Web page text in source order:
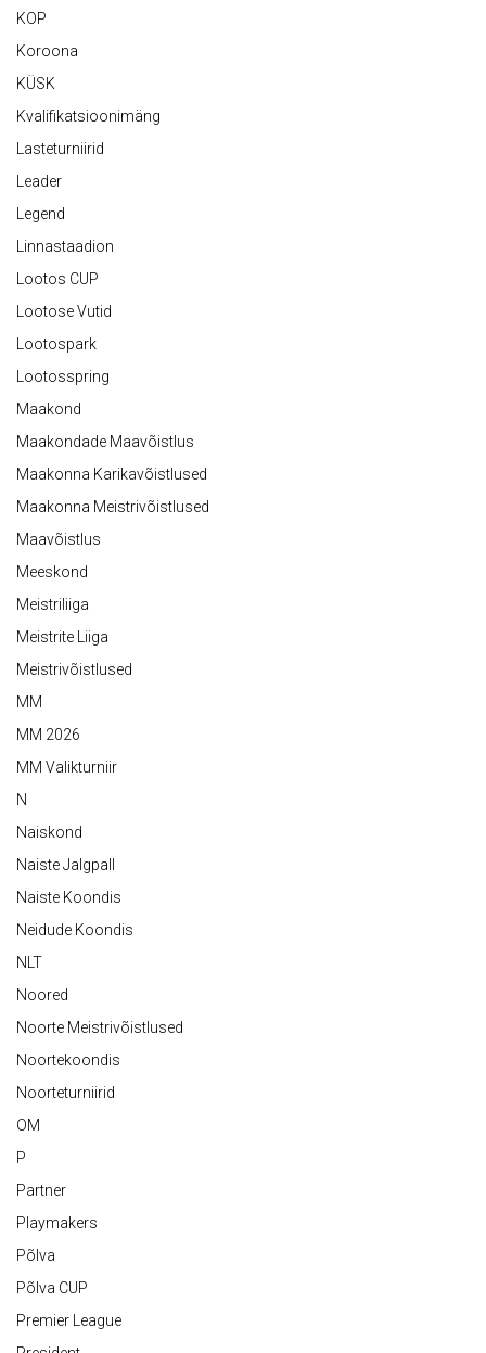
KOP
Koroona
KÜSK
Kvalifikatsioonimäng
Lasteturniirid
Leader
Legend
Linnastaadion
Lootos CUP
Lootose Vutid
Lootospark
Lootosspring
Maakond
Maakondade Maavõistlus
Maakonna Karikavõistlused
Maakonna Meistrivõistlused
Maavõistlus
Meeskond
Meistriliiga
Meistrite Liiga
Meistrivõistlused
MM
MM 2026
MM Valikturniir
N
Naiskond
Naiste Jalgpall
Naiste Koondis
Neidude Koondis
NLT
Noored
Noorte Meistrivõistlused
Noortekoondis
Noorteturniirid
OM
P
Partner
Playmakers
Põlva
Põlva CUP
Premier League